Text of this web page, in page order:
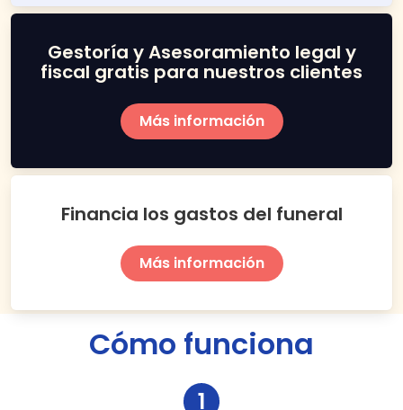
Gestoría y Asesoramiento legal y
fiscal gratis para nuestros clientes
Más información
Financia los gastos del funeral
Más información
Cómo funciona
1